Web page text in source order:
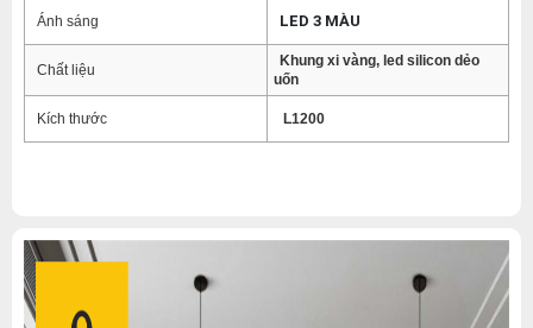
Ánh sáng LED 3 MÀU
Chất liệu
Khung xi vàng, led silicon dẻo
uốn
Kích thước L1200